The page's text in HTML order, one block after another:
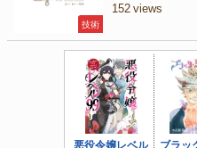
技術
152